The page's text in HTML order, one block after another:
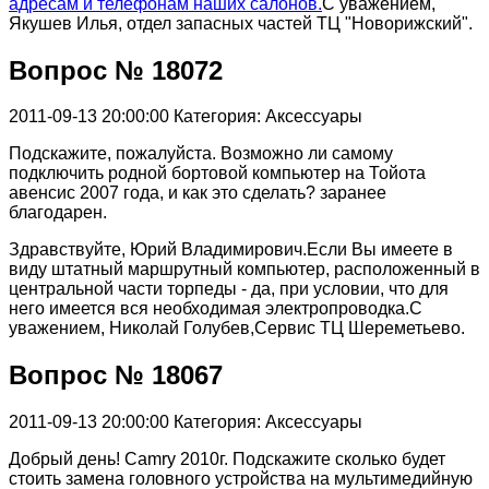
Якушев Илья, отдел запасных частей ТЦ "Новорижский".
Вопрос № 18072
2011-09-13 20:00:00 Категория: Аксессуары
Подскажите, пожалуйста. Возможно ли самому
подключить родной бортовой компьютер на Тойота
авенсис 2007 года, и как это сделать? заранее
благодарен.
Здравствуйте, Юрий Владимирович.Если Вы имеете в
виду штатный маршрутный компьютер, расположенный в
центральной части торпеды - да, при условии, что для
него имеется вся необходимая электропроводка.С
уважением, Николай Голубев,Сервис ТЦ Шереметьево.
Вопрос № 18067
2011-09-13 20:00:00 Категория: Аксессуары
Добрый день! Camry 2010г. Подскажите сколько будет
стоить замена головного устройства на мультимедийную